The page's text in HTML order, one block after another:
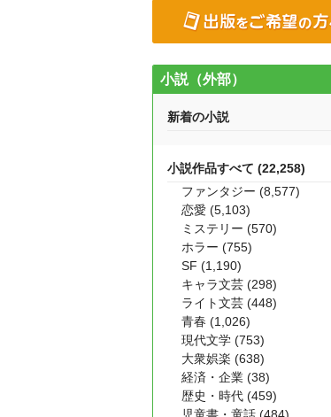
小説（外部）
新着の小説
小説作品すべて (22,258)
ファンタジー (8,577)
恋愛 (5,103)
ミステリー (570)
ホラー (755)
SF (1,190)
キャラ文芸 (298)
ライト文芸 (448)
青春 (1,026)
現代文学 (753)
大衆娯楽 (638)
経済・企業 (38)
歴史・時代 (459)